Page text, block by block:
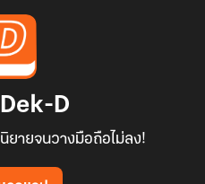
D
ายจนวางมือถือไม่ลง!